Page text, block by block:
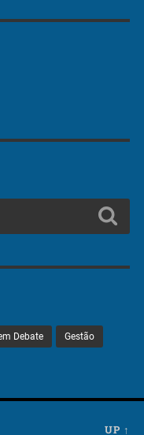
Debate Gestão
UP ↑